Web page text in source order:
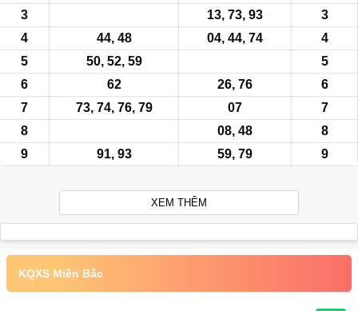
3
4
44, 48
5
50, 52, 59
6
62
7
73, 74, 76, 79
8
9
91, 93
13, 73, 93
3
04, 44, 74
4
5
26, 76
6
07
7
08, 48
8
59, 79
9
XEM THÊM
KQXS Miền Bắc